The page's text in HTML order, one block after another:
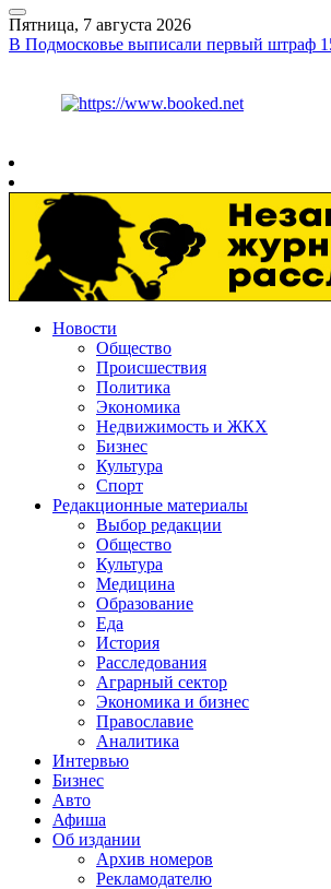
Пятница, 7 августа 2026
В Подмосковье выписали первый штраф
Новости
Общество
Происшествия
Политика
Экономика
Недвижимость и ЖКХ
Бизнес
Культура
Спорт
Редакционные материалы
Выбор редакции
Общество
Культура
Медицина
Образование
Еда
История
Расследования
Аграрный сектор
Экономика и бизнес
Православие
Аналитика
Интервью
Бизнес
Авто
Афиша
Об издании
Архив номеров
Рекламодателю